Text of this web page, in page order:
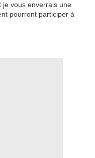
je vous enverrais une
pourront participer à